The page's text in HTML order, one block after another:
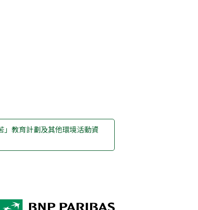
」教育計劃及其他環境活動資